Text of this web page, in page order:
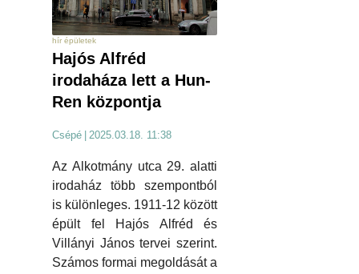
hír épületek
Hajós Alfréd
irodaháza lett a Hun-
Ren központja
Csépé 2025.03.18. 11:38
Az Alkotmány utca 29. alatti
irodaház több szempontból
is különleges. 1911-12 között
épült fel Hajós Alfréd és
Villányi János tervei szerint.
Számos formai megoldását a